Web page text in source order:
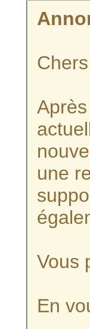
une
Vous
En